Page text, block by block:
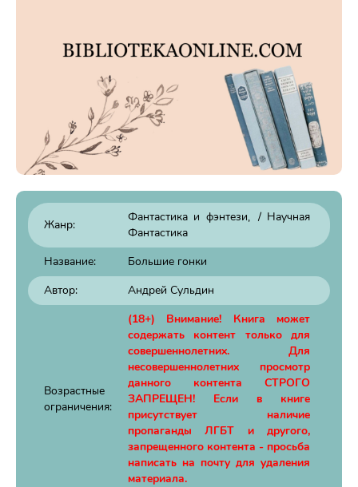
Жанр:
Фантастика и фэнтези / Научная
Фантастика
Название:
Большие гонки
Автор:
Андрей Сульдин
Возрастные
ограничения:
(18+) Внимание! Книга может
содержать контент только для
совершеннолетних. Для
несовершеннолетних просмотр
данного контента СТРОГО
ЗАПРЕЩЕН! Если в книге
присутствует наличие
пропаганды ЛГБТ и другого,
запрещенного контента - просьба
написать на почту для удаления
материала.